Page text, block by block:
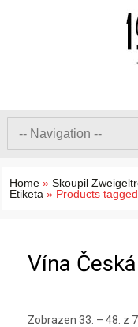
Home » Skoupil
Etiketa » Products
Vína
Zobrazen 33. – 48. z